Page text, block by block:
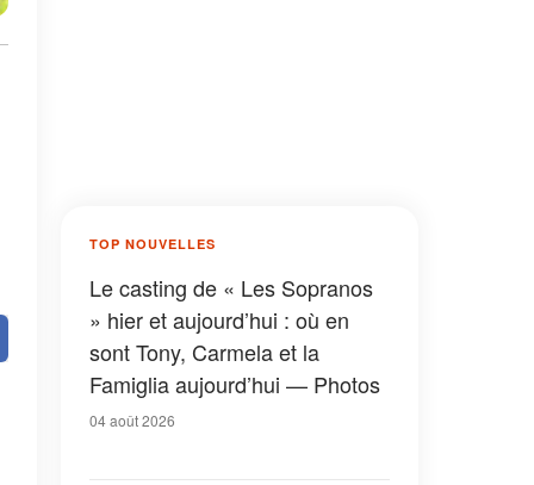
TOP NOUVELLES
Le casting de « Les Sopranos
» hier et aujourd’hui : où en
sont Tony, Carmela et la
Famiglia aujourd’hui — Photos
04 août 2026